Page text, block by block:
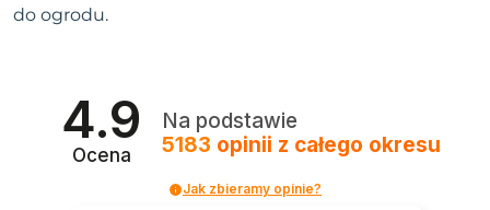
do ogrodu.
4.9
Ocena
Na podstawie
5183 opinii z całego okresu
Jak zbieramy opinie?